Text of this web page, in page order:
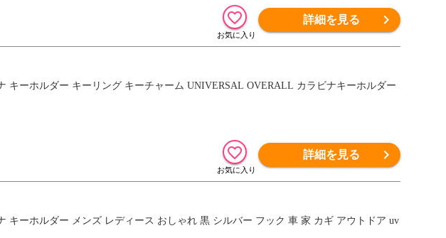
詳細を見る
キーホルダー キーリング キーチャーム UNIVERSAL OVERALL カラビナキーホルダー
詳細を見る
キーホルダー メンズ レディース おしゃれ 黒 シルバー フック 車 家 カギ アウトドア uv